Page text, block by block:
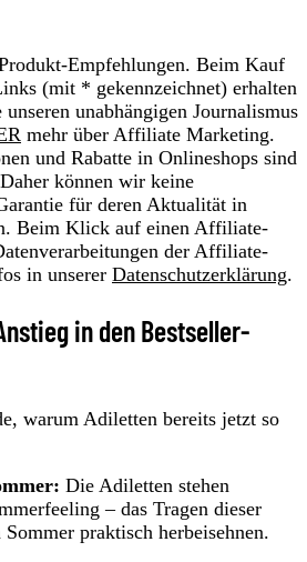
Empfehlungen. Beim Kauf
(mit * gekennzeichnet) erhalten
unabhängigen Journalismus
mehr über Affiliate Marketing.
und Rabatte in Onlineshops sind
können wir keine
für deren Aktualität in
Beim Klick auf einen Affiliate-
der Affiliate-
in unserer Datenschutzerklärung.
in den Bestseller-
warum Adiletten bereits jetzt so
Die Adiletten stehen
– das Tragen dieser
Sommer praktisch herbeisehnen.